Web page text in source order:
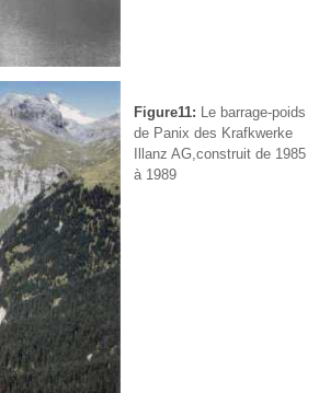
Figure11: Le barrage-poids
de Panix des Krafkwerke
Illanz AG,construit de 1985
à 1989